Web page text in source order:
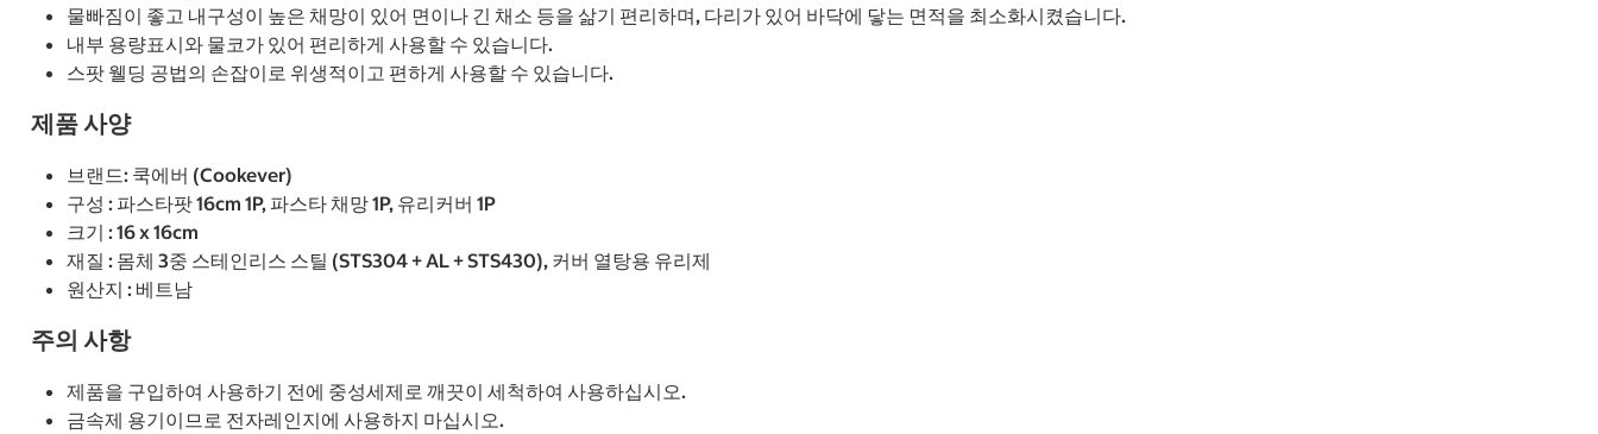
물빠짐이 좋고 내구성이 높은 채망이 있어 면이나 긴 채소 등을 삶기 편리하며, 다리가 있어 바닥에 닿는 면적을 최소화시켰습니다.
내부 용량표시와 물코가 있어 편리하게 사용할 수 있습니다.
스팟 웰딩 공법의 손잡이로 위생적이고 편하게 사용할 수 있습니다.
제품 사양
브랜드: 쿡에버 (Cookever)
구성 : 파스타팟 16cm 1P, 파스타 채망 1P, 유리커버 1P
크기 : 16 x 16cm
재질 : 몸체 3중 스테인리스 스틸 (STS304 + AL + STS430), 커버 열탕용 유리제
원산지 : 베트남
주의 사항
제품을 구입하여 사용하기 전에 중성세제로 깨끗이 세척하여 사용하십시오.
금속제 용기이므로 전자레인지에 사용하지 마십시오.